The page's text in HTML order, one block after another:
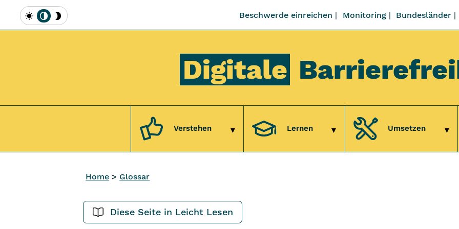
Inhalt [1]
Hauptmenü [2]
Topmenü [3]
Suche [4]
HellAutomatisch
Dunkel
Beschwerde einreichen Monitoring Bundesländer
Digitale
Verstehen Untermenü Verstehen
Lernen Untermenü LernenUmsetzen
Home Glossar
Diese Seite in Leicht Lesen